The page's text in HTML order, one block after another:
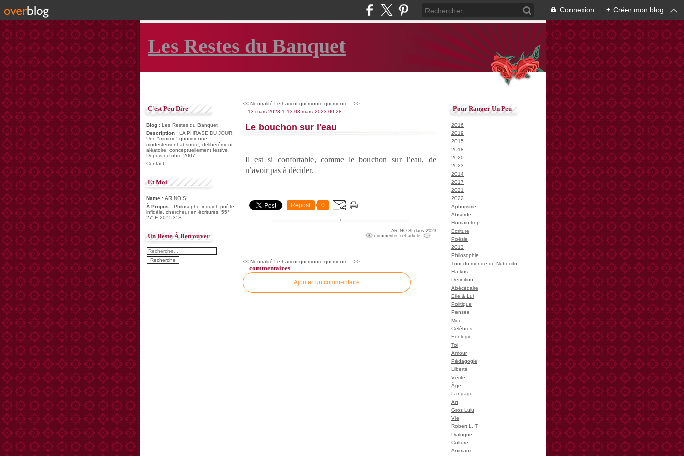
Connexion + Créer mon blog
Les Restes du Banquet
C'est Peu Dire
Blog : Les Restes du Banquet
Description : LA PHRASE DU JOUR.
Une "minime" quotidienne,
modestement absurde, délibérément
aléatoire, conceptuellement festive.
Depuis octobre 2007
Contact
Et Moi
Name : AR.NO.SI
À Propos : Philosophe inquiet, poète
infidèle, chercheur en écritures. 55°
27' E 20° 53' S
Un Reste À Retrouver
<< Neutralité Le haricot qui monte qui monte... >>
13 mars 2023 1 13 03 mars 2023 00:28
Le bouchon sur l'eau
Il est si confortable, comme le bouchon sur l’eau, de
n’avoir pas à décider.
Repost 0
AR.NO SI dans 2023
commenter cet article
<< Neutralité Le haricot qui monte qui monte... >>
commentaires
Ajouter un commentaire
Pour Ranger Un Peu
2016
2019
2015
2018
2020
2023
2014
2017
2021
2022
Aphorisme
Absurde
Humain trop
Ecriture
Poésie
2013
Philosophie
Tour du monde de Nubecito
Haïkus
Définition
Abécédaire
Elle & Lui
Politique
Pensée
Moi
Célèbres
Ecologie
Toi
Amour
Pédagogie
Liberté
Vérité
Âge
Langage
Art
Gros Lulu
Vie
Robert L. T.
Dialogue
Culture
Animaux